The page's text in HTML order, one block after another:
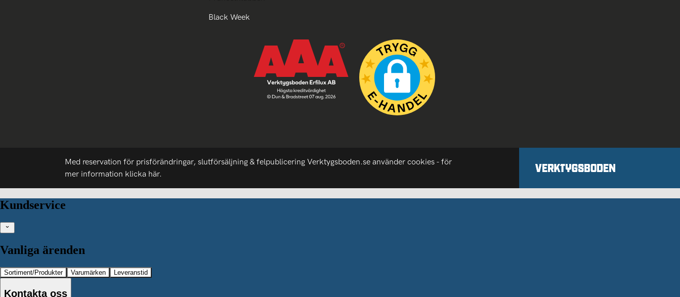
Black Week
Med reservation för prisförändringar, slutförsäljning & felpublicering Verktygsboden.se använder cookies - för
mer information klicka här.